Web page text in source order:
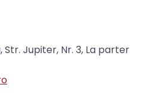
Str. Jupiter, Nr. 3, La parter